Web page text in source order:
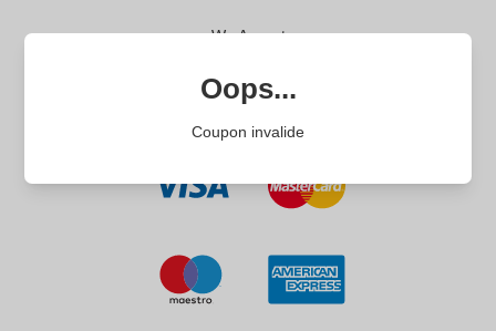
We Accept
Oops...
Coupon invalide